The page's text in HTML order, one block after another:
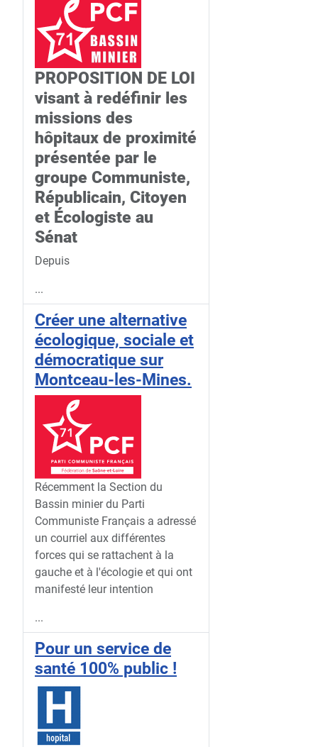
PROPOSITION DE LOI
visant à redéfinir les
missions des
hôpitaux de proximité
présentée par le
groupe Communiste,
Républicain, Citoyen
et Écologiste au
Sénat
Depuis
...
Créer une alternative
écologique, sociale et
démocratique sur
Montceau-les-Mines.
Récemment la Section du
Bassin minier du Parti
Communiste Français a adressé
un courriel aux différentes
forces qui se rattachent à la
gauche et à l'écologie et qui ont
manifesté leur intention
...
Pour un service de
santé 100% public !